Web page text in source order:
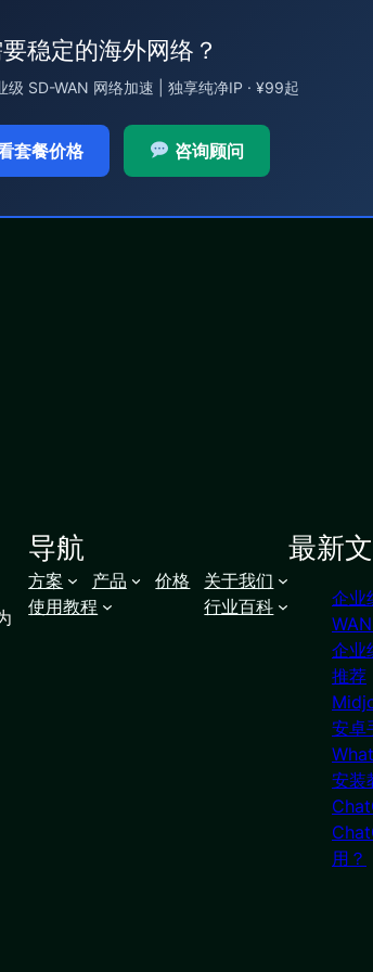
稳定的海外网络？
级 SD-WAN 网络加速 | 独享纯净IP · ¥99起
套餐价格 咨询顾问
导航
方案 产品 价格
关于我们
使用教程
行业百科
最新
企业
企业
推荐
安卓
安装
用？